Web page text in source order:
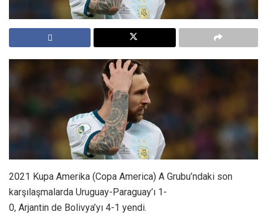
2021 Kupa Amerika (Copa America) A Grubu’ndaki son
karşılaşmalarda Uruguay-Paraguay’ı 1-
0, Arjantin de Bolivya’yı 4-1 yendi.